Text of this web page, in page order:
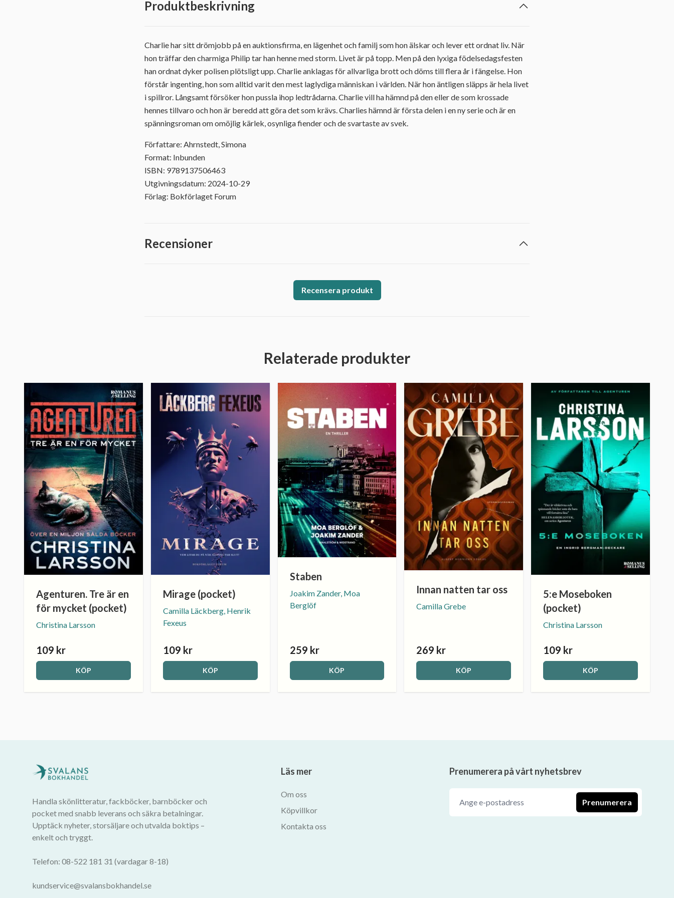
Produktbeskrivning
Charlie har sitt drömjobb på en auktionsfirma, en lägenhet och familj som hon älskar och lever ett ordnat liv. När
hon träffar den charmiga Philip tar han henne med storm. Livet är på topp. Men på den lyxiga födelsedagsfesten
han ordnat dyker polisen plötsligt upp. Charlie anklagas för allvarliga brott och döms till flera år i fängelse. Hon
förstår ingenting, hon som alltid varit den mest laglydiga människan i världen. När hon äntligen släpps är hela livet
i spillror. Långsamt försöker hon pussla ihop ledtrådarna. Charlie vill ha hämnd på den eller de som krossade
hennes tillvaro och hon är beredd att göra det som krävs. Charlies hämnd är första delen i en ny serie och är en
spänningsroman om omöjlig kärlek, osynliga fiender och de svartaste av svek.
Författare: Ahrnstedt, Simona
Format: Inbunden
ISBN: 9789137506463
Utgivningsdatum: 2024-10-29
Förlag: Bokförlaget Forum
Recensioner
Recensera produkt
Relaterade produkter
Agenturen. Tre är en
för mycket (pocket)
Christina Larsson
109 kr
KÖP
Mirage (pocket)
Camilla Läckberg, Henrik
Fexeus
109 kr
KÖP
Staben
Joakim Zander, Moa
Berglöf
259 kr
KÖP
Innan natten tar oss
Camilla Grebe
269 kr
KÖP
5:e Moseboken
(pocket)
Christina Larsson
109 kr
KÖP
Handla skönlitteratur, fackböcker, barnböcker och
pocket med snabb leverans och säkra betalningar.
Upptäck nyheter, storsäljare och utvalda boktips –
enkelt och tryggt.
Telefon: 08-522 181 31 (vardagar 8-18)
kundservice@svalansbokhandel.se
Läs mer
Om oss
Köpvillkor
Kontakta oss
Prenumerera på vårt nyhetsbrev
Prenumerera